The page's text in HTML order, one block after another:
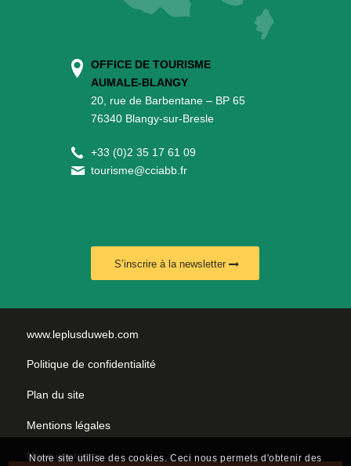
OFFICE DE TOURISME
AUMALE-BLANGY
20, rue de Barbentane – BP 65
76340 Blangy-sur-Bresle
+33 (0)2 35 17 61 09
tourisme@cciabb.fr
S’inscrire à la newsletter
www.leplusduweb.com
Politique de confidentialité
Plan du site
Mentions légales
Nous contacter
Notre site utilise des cookies. Ceci nous permets d'obtenir des